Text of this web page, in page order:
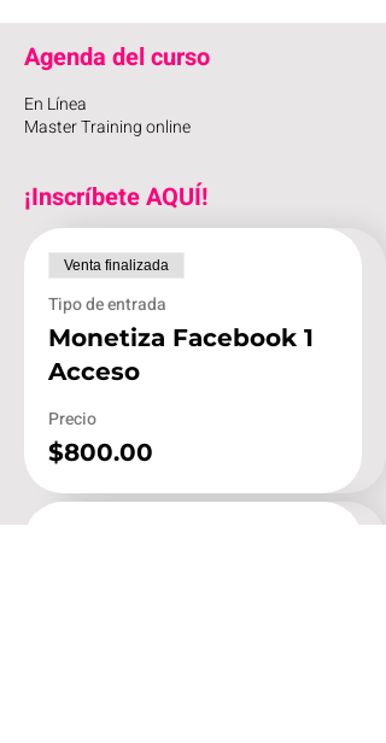
Agenda del curso
En Línea
Master Training online
¡Inscríbete AQUÍ!
Venta finalizada
Tipo de entrada
Monetiza Facebook 1
Acceso
Precio
$800.00